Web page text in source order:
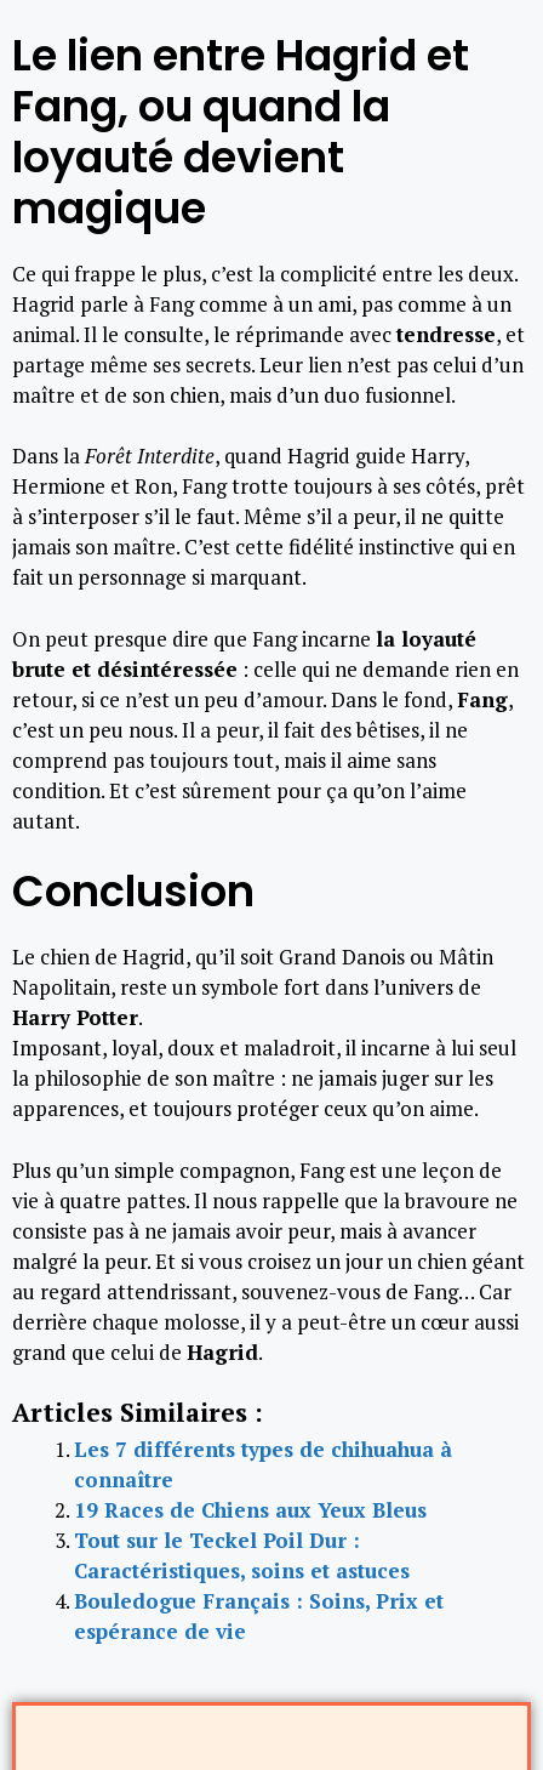
Le lien entre Hagrid et
Fang, ou quand la
loyauté devient
magique
Ce qui frappe le plus, c’est la complicité entre les deux.
Hagrid parle à Fang comme à un ami, pas comme à un
animal. Il le consulte, le réprimande avectendresse, et
partage même ses secrets. Leur lien n’est pas celui d’un
maître et de son chien, mais d’un duo fusionnel.
Dans laForêt Interdite, quand Hagrid guide Harry,
Hermione et Ron, Fang trotte toujours à ses côtés, prêt
à s’interposer s’il le faut. Même s’il a peur, il ne quitte
jamais son maître. C’est cette fidélité instinctive qui en
fait un personnage si marquant.
On peut presque dire que Fang incarne la loyauté
brute et désintéressée : celle qui ne demande rien en
retour, si ce n’est un peu d’amour. Dans le fond,Fang,
c’est un peu nous. Il a peur, il fait des bêtises, il ne
comprend pas toujours tout, mais il aime sans
condition. Et c’est sûrement pour ça qu’on l’aime
autant.
Conclusion
Le chien de Hagrid, qu’il soit Grand Danois ou Mâtin
Napolitain, reste un symbole fort dans l’univers de
Harry Potter.
Imposant, loyal, doux et maladroit, il incarne à lui seul
la philosophie de son maître : ne jamais juger sur les
apparences, et toujours protéger ceux qu’on aime.
Plus qu’un simple compagnon, Fang est une leçon de
vie à quatre pattes. Il nous rappelle que la bravoure ne
consiste pas à ne jamais avoir peur, mais à avancer
malgré la peur. Et si vous croisez un jour un chien géant
au regard attendrissant, souvenez-vous de Fang… Car
derrière chaque molosse, il y a peut-être un cœur aussi
grand que celui de Hagrid.
Articles Similaires :
Les 7 différents types de chihuahua à
connaître
19 Races de Chiens aux Yeux Bleus
Tout sur le Teckel Poil Dur :
Caractéristiques, soins et astuces
Bouledogue Français : Soins, Prix et
espérance de vie